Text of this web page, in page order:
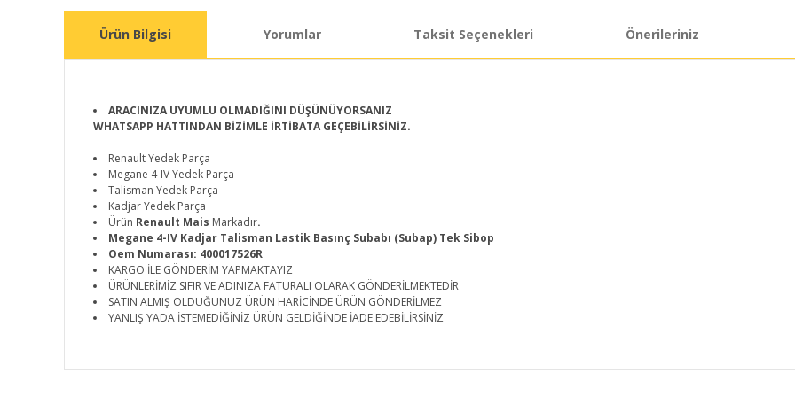
Ürün Bilgisi Yorumlar Taksit Seçenekleri Önerileriniz
ARACINIZA UYUMLU OLMADIĞINI DÜŞÜNÜYORSANIZ
WHATSAPP HATTINDAN BİZİMLE İRTİBATA GEÇEBİLİRSİNİZ.
Renault Yedek Parça
Megane 4-IV Yedek Parça
Talisman Yedek Parça
Kadjar Yedek Parça
Ürün Renault Mais Markadır.
Megane 4-IV Kadjar Talisman Lastik Basınç Subabı (Subap) Tek Sibop
Oem Numarası: 400017526R
KARGO İLE GÖNDERİM YAPMAKTAYIZ
ÜRÜNLERİMİZ SIFIR VE ADINIZA FATURALI OLARAK GÖNDERİLMEKTEDİR
SATIN ALMIŞ OLDUĞUNUZ ÜRÜN HARİCİNDE ÜRÜN GÖNDERİLMEZ
YANLIŞ YADA İSTEMEDİĞİNİZ ÜRÜN GELDİĞİNDE İADE EDEBİLİRSİNİZ